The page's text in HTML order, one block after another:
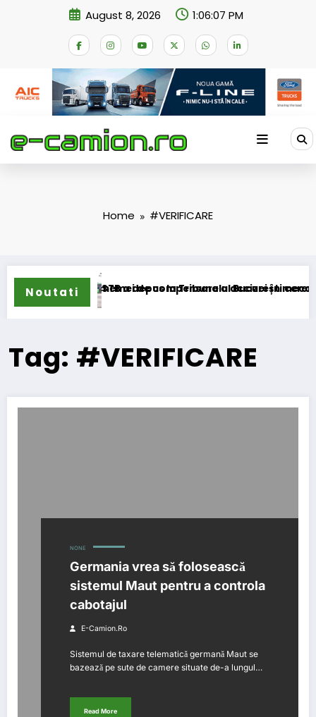
August 8, 2026 1:06:07 PM
Home #VERIFICARE
Noutatischemei de compensare a accizei în mecanism
STB a depus la Tribunalul București cererea
Tag: #VERIFICARE
NONE
Germania vrea să folosească
sistemul Maut pentru a controla
cabotajul
E-Camion.ro
Sistemul de taxare telematică germană Maut se
bazează pe sute de camere situate de-a lungul…
Read More